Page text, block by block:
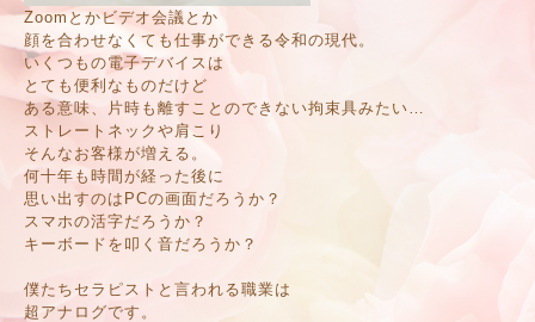
Zoomとかビデオ会議とか
顔を合わせなくても仕事ができる令和の現代。
いくつもの電子デバイスは
とても便利なものだけど
ある意味、片時も離すことのできない拘束具みたい…
ストレートネックや肩こり
そんなお客様が増える。
何十年も時間が経った後に
思い出すのはPCの画面だろうか？
スマホの活字だろうか？
キーボードを叩く音だろうか？
僕たちセラピストと言われる職業は
超アナログです。